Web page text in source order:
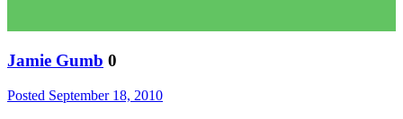
Jamie Gumb 0
Posted September 18, 2010